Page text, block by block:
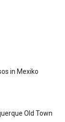
in Mexiko
Old Town